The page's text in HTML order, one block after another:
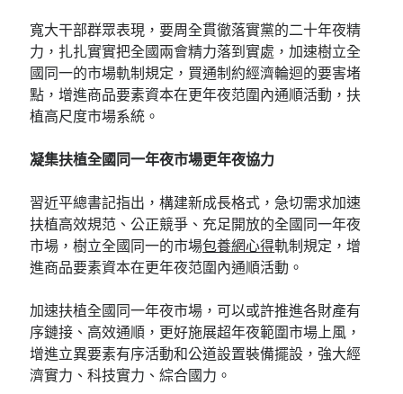
寬大干部群眾表現，要周全貫徹落實黨的二十年夜精
力，扎扎實實把全國兩會精力落到實處，加速樹立全
國同一的市場軌制規定，買通制約經濟輪迴的要害堵
點，增進商品要素資本在更年夜范圍內通順活動，扶
植高尺度市場系統。
凝集扶植全國同一年夜市場更年夜協力
習近平總書記指出，構建新成長格式，急切需求加速
扶植高效規范、公正競爭、充足開放的全國同一年夜
市場，樹立全國同一的市場包養網心得軌制規定，增
進商品要素資本在更年夜范圍內通順活動。
加速扶植全國同一年夜市場，可以或許推進各財產有
序鏈接、高效通順，更好施展超年夜範圍市場上風，
增進立異要素有序活動和公道設置裝備擺設，強大經
濟實力、科技實力、綜合國力。